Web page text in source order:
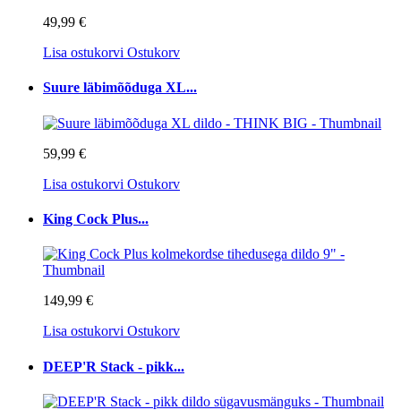
49,99 €
Lisa ostukorvi Ostukorv
Suure läbimõõduga XL...
59,99 €
Lisa ostukorvi Ostukorv
King Cock Plus...
149,99 €
Lisa ostukorvi Ostukorv
DEEP'R Stack - pikk...